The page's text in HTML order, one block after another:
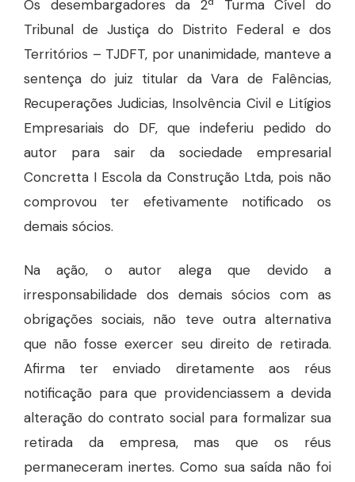
Os desembargadores da 2ª Turma Cível do
Tribunal de Justiça do Distrito Federal e dos
Territórios – TJDFT, por unanimidade, manteve a
sentença do juiz titular da Vara de Falências,
Recuperações Judicias, Insolvência Civil e Litígios
Empresariais do DF, que indeferiu pedido do
autor para sair da sociedade empresarial
Concretta I Escola da Construção Ltda, pois não
comprovou ter efetivamente notificado os
demais sócios.
Na ação, o autor alegaque devido a
irresponsabilidade dos demais sócios com as
obrigações sociais, não teve outra alternativa
que não fosse exercer seu direito de retirada.
Afirma terenviado diretamente aos réus
notificação para que providenciassem a devida
alteração do contrato social para formalizar sua
retirada da empresa, mas que os réus
permaneceram inertes. Como sua saída não foi